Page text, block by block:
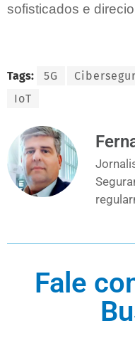
sofisticados e
Tags: 5G
IoT
Fale